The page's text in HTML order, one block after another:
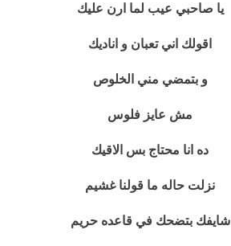
يا صاحبي عيب لما ارن عليك
اقولك اني تعبان و اناديك
و بتمضي مني الخلوص
مش عايز فلوس
ده انا محتاج بس الاقيك
نزلت حاله ما قولنا غشيم
شايفك بتضحك في قاعده حريم